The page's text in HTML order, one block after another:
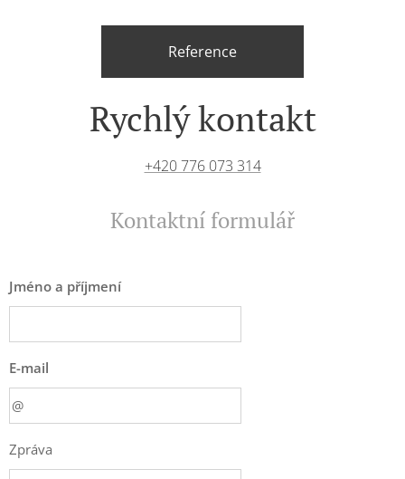
Reference
Rychlý kontakt
+420 776 073 314
Kontaktní formulář
Jméno a příjmení
E-mail
Zpráva